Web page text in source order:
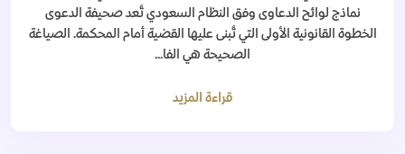
نماذج لوائح الدعاوى وفق النظام السعودي تُعد صحيفة الدعوى
الخطوة القانونية الأولى التي تُبنى عليها القضية أمام المحكمة. الصياغة
الصحيحة هي الفا...
قراءة المزيد